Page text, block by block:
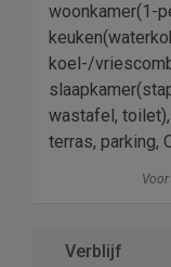
woonkamer(1-
koel-/
wastafel,
terras, parking,
Verblijf